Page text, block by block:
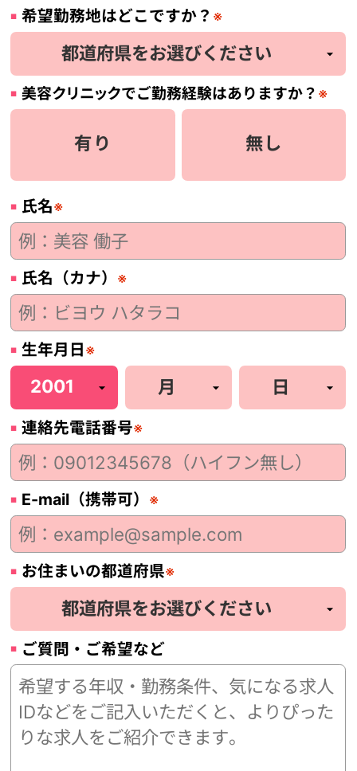
希望勤務地はどこですか？ ※
美容クリニックでご勤務経験はありますか？ ※
有り 無し
氏名※
氏名（カナ） ※
生年月日※
連絡先電話番号※
E-mail（携帯可） ※
お住まいの都道府県※
ご質問・ご希望など